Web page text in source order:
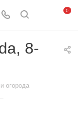
0
8-
огорода —